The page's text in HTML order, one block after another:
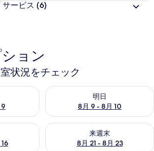
ービス (6)
ョン
状況をチェック
室状況をチェック
明日
8月 9 - 8月 10
明日 8月 9 - 8月 10 の空室状
の空室状況をチェック
来週末
8月 21 - 8月 23
来週末 8月 21 - 8月 23 の空室